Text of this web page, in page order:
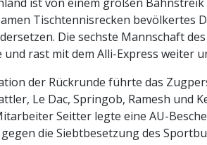
Tischtennisrecken bevölkertes
Die sechste Mannschaft
rast mit dem Alli-Express weiter
der Rückrunde führte das
Le Dac, Springob, Ramesh und
Seitter legte eine AU-
die Siebtbesetzung des